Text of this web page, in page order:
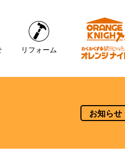
リフォーム
お知らせ